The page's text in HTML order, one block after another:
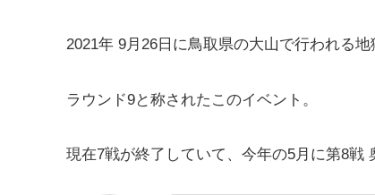
2021年 9月26日に鳥取県の大山で行われる地
ラウンド9と称されたこのイベント。
現在7戦が終了していて、今年の5月に第8戦